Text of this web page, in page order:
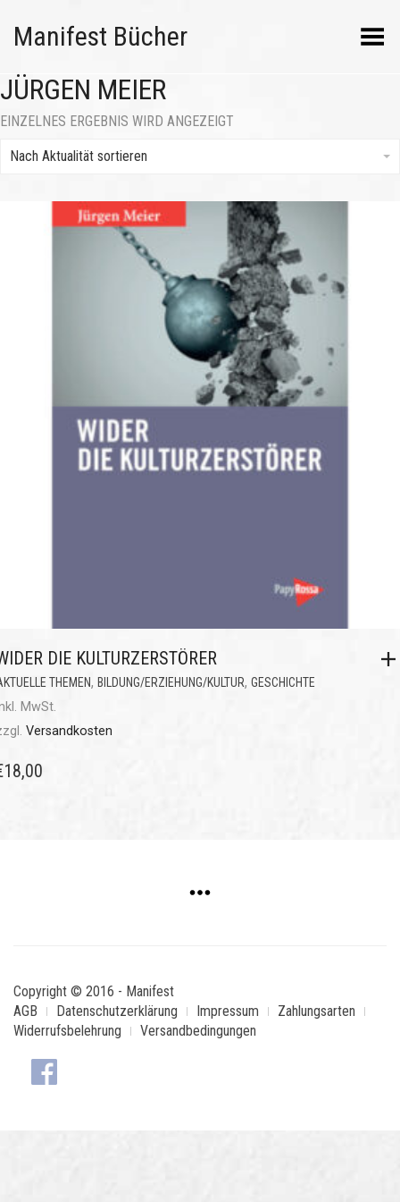
Manifest Bücher Menü umschalten
JÜRGEN MEIER
EINZELNES ERGEBNIS WIRD ANGEZEIGT
Nach Aktualität sortieren
DIE KULTURZERSTÖRER
THEMEN, BILDUNG/ERZIEHUNG/KULTUR, GESCHICHTE
MwSt.
Versandkosten
18,00
Copyright © 2016 - Manifest
AGB
Datenschutzerklärung Impressum
Zahlungsarten
Widerrufsbelehrung
Versandbedingungen